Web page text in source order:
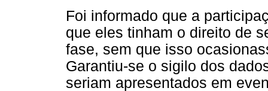
Foi informado que a
que eles tinham o direito de
fase, sem que isso
Garantiu-se o sigilo dos
seriam apresentados em